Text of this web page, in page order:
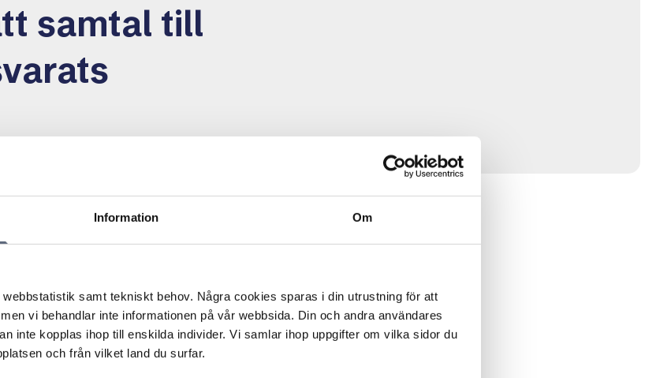
Information Om
samt tekniskt behov. Några cookies sparas i din utrustning för att
vi behandlar inte informationen på vår webbsida. Din och andra användares
inte kopplas ihop till enskilda individer. Vi samlar ihop uppgifter om vilka sidor du
och från vilket land du surfar.
samtal till
samtal där mottagaren inte svarat.
och menade att de kommit överens om
kontakt på annat sätt, det vill säga vännen
Konsumenten begärde ersättning från
som gjorts visat att samtalen besvarats, vilket
Samtalen hade varit korta men olika
inte besvaras registreras det inte i systemet.